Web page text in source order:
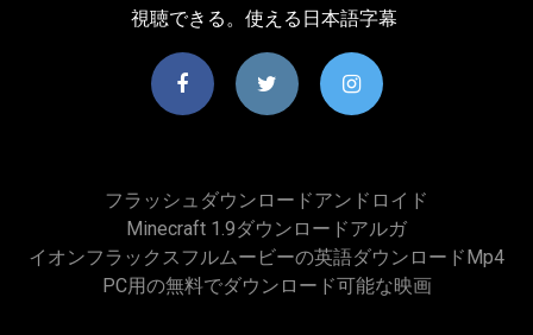
視聴できる。使える日本語字幕
フラッシュダウンロードアンドロイド
Minecraft 1.9ダウンロードアルガ
イオンフラックスフルムービーの英語ダウンロードmp4
PC用の無料でダウンロード可能な映画